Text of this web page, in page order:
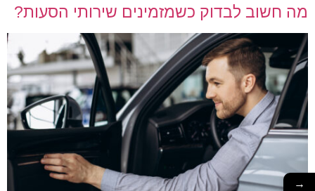
מה חשוב לבדוק כשמזמינים שירותי הסעות?
→